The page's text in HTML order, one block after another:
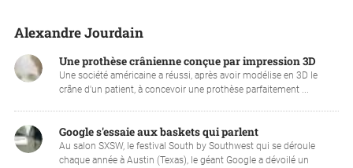
Alexandre Jourdain
Une prothèse crânienne conçue par impression 3D
Une société américaine a réussi, après avoir modélise en 3D le
crâne d'un patient, à concevoir une prothèse parfaitement ...
Google s'essaie aux baskets qui parlent
Au salon SXSW, le festival South by Southwest qui se déroule
chaque année à Austin (Texas), le géant Google a dévoilé un